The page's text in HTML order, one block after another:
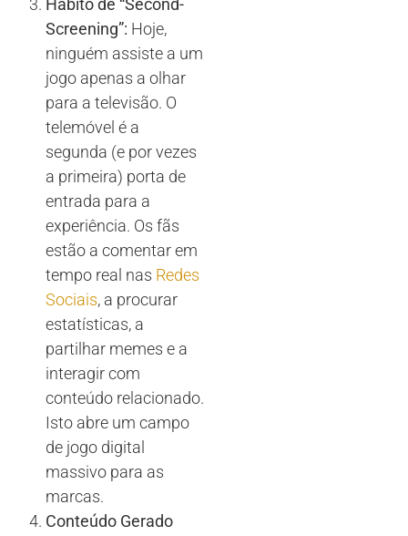
Screening”: Hoje,
ninguém assiste a um
jogo apenas a olhar
para a televisão. O
telemóvel é a
segunda (e por vezes
a primeira) porta de
entrada para a
experiência. Os fãs
estão a comentar em
tempo real nas Redes
Sociais, a procurar
estatísticas, a
partilhar memes e a
interagir com
conteúdo relacionado.
Isto abre um campo
de jogo digital
massivo para as
marcas.
Conteúdo Gerado